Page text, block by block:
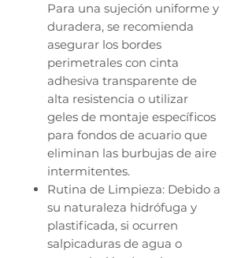
Para una sujeción uniforme y
duradera, se recomienda
asegurar los bordes
perimetrales con cinta
adhesiva transparente de
alta resistencia o utilizar
geles de montaje específicos
para fondos de acuario que
eliminan las burbujas de aire
intermitentes.
Rutina de Limpieza: Debido a
su naturaleza hidrófuga y
plastificada, si ocurren
salpicaduras de agua o